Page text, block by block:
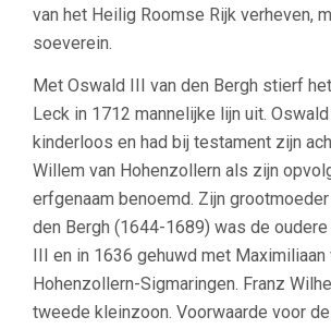
van het Heilig Roomse Rijk verheven,
soeverein.
Met Oswald III van den Bergh stierf
Leck in 1712 mannelijke lijn uit.
kinderloos en had bij testament zijn
Willem van Hohenzollern als zijn
erfgenaam benoemd. Zijn grootmoeder
den Bergh (1644-1689) was de
III en in 1636 gehuwd met Maximiliaan
Hohenzollern-Sigmaringen. Franz
tweede kleinzoon. Voorwaarde voor